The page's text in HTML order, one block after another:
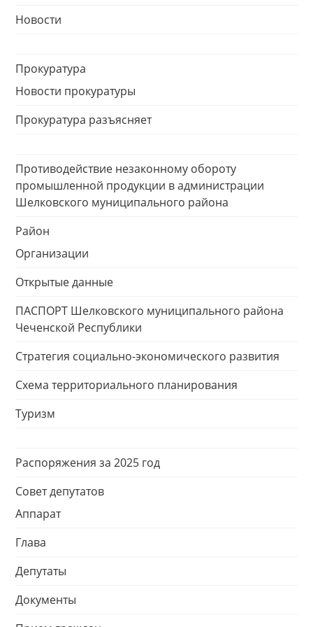
Новости
Прокуратура
Новости прокуратуры
Прокуратура разъясняет
Противодействие незаконному обороту
промышленной продукции в администрации
Шелковского муниципального района
Район
Организации
Открытые данные
ПАСПОРТ Шелковского муниципального района
Чеченской Республики
Стратегия социально-экономического развития
Схема территориального планирования
Туризм
Распоряжения за 2025 год
Совет депутатов
Аппарат
Глава
Депутаты
Документы